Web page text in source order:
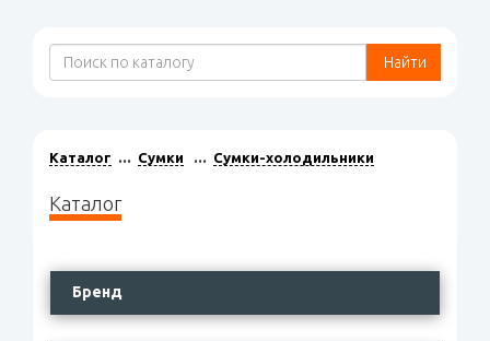
Найти
Каталог Сумки Сумки-холодильники
Каталог
Бренд